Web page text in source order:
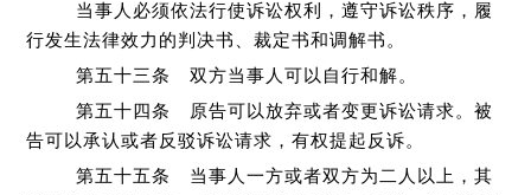
当事人必须依法行使诉讼权利，遵守诉讼秩序，履
行发生法律效力的判决书、裁定书和调解书。
第五十三条 双方当事人可以自行和解。
第五十四条 原告可以放弃或者变更诉讼请求。被
告可以承认或者反驳诉讼请求，有权提起反诉。
第五十五条 当事人一方或者双方为二人以上，其